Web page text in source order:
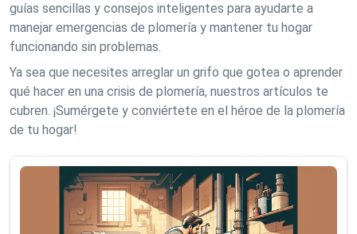
guías sencillas y consejos inteligentes para ayudarte a
manejar emergencias de plomería y mantener tu hogar
funcionando sin problemas.
Ya sea que necesites arreglar un grifo que gotea o aprender
qué hacer en una crisis de plomería, nuestros artículos te
cubren. ¡Sumérgete y conviértete en el héroe de la plomería
de tu hogar!